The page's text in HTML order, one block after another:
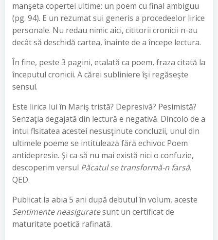
manşeta copertei ultime: un poem cu final ambiguu
(pg. 94). E un rezumat sui generis a procedeelor lirice
personale. Nu redau nimic aici, cititorii cronicii n-au
decât să deschidă cartea, înainte de a începe lectura.
În fine, peste 3 pagini, etalată ca poem, fraza citată la
începutul cronicii. A cărei subliniere îşi regăseşte
sensul.
Este lirica lui în Mariş tristă? Depresivă? Pesimistă?
Senzaţia degajată din lectură e negativă. Dincolo de a
intui flsitatea acestei nesusţinute concluzii, unul din
ultimele poeme se intitulează fără echivoc Poem
antidepresie. Şi ca să nu mai există nici o confuzie,
descoperim versul Păcatul se transformă-n farsă.
QED.
Publicat la abia 5 ani după debutul în volum, aceste
Sentimente neasiguratesunt un certificat de
maturitate poetică rafinată.